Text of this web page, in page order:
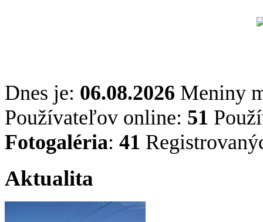
Dnes je: 06.08.2026 Meniny
Používateľov online: 51
Fotogaléria: 41
Aktualita